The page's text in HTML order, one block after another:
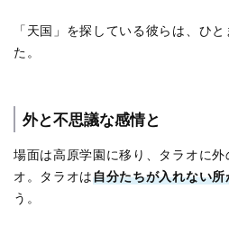
「天国」を探している彼らは、ひ
た。
外と不思議な感情と
場面は高原学園に移り、タラオに
オ。タラオは自分たちが入れない所
う。